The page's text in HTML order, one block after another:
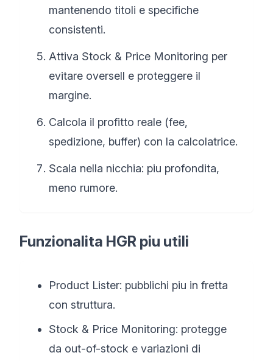
mantenendo titoli e specifiche
consistenti.
Attiva Stock & Price Monitoring per
evitare oversell e proteggere il
margine.
Calcola il profitto reale (fee,
spedizione, buffer) con la calcolatrice.
Scala nella nicchia: piu profondita,
meno rumore.
Funzionalita HGR piu utili
Product Lister: pubblichi piu in fretta
con struttura.
Stock & Price Monitoring: protegge
da out-of-stock e variazioni di